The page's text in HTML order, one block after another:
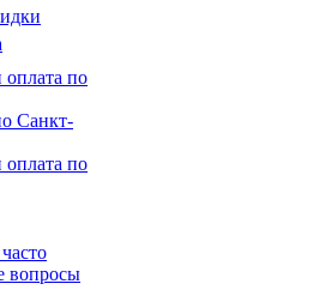
оплата по
Санкт-
оплата по
вопросы